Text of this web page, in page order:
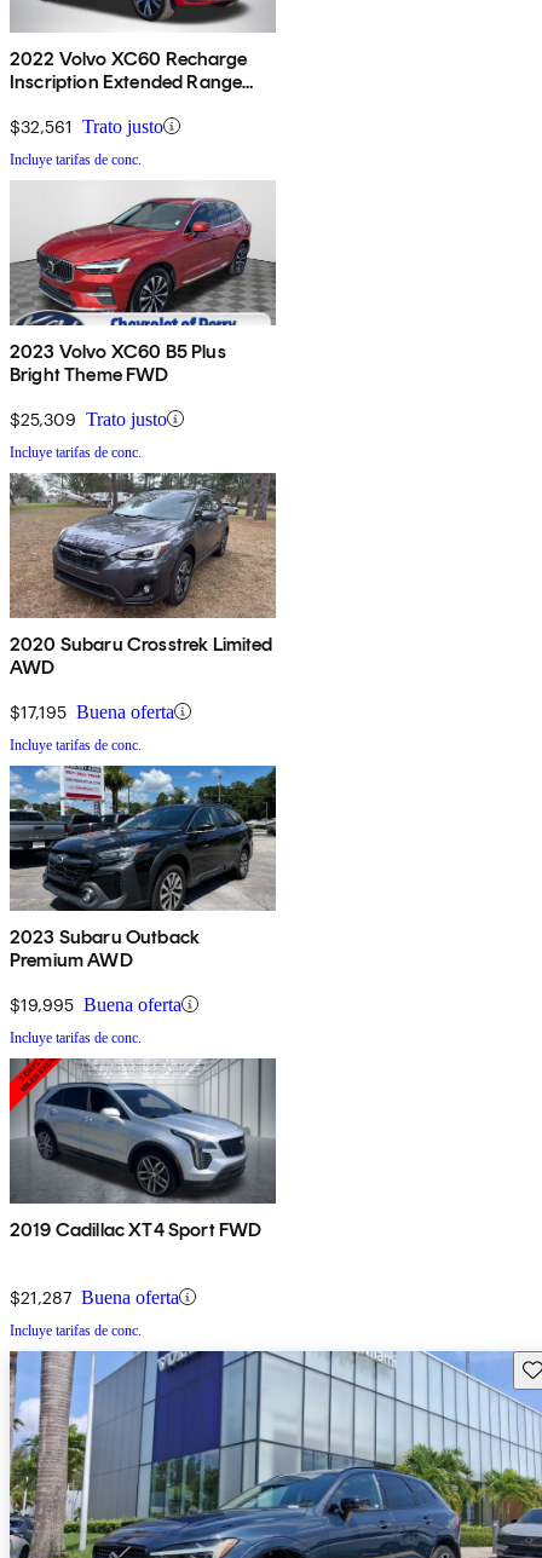
2022 Volvo XC60 Recharge
Inscription Extended Range
$32,561 Trato justo
Incluye tarifas de conc.
2023 Volvo XC60 B5 Plus
Bright Theme FWD
$25,309 Trato justo
Incluye tarifas de conc.
2020 Subaru Crosstrek Limited
AWD
$17,195 Buena oferta
Incluye tarifas de conc.
2023 Subaru Outback
Premium AWD
$19,995 Buena oferta
Incluye tarifas de conc.
2019 Cadillac XT4 Sport FWD
$21,287 Buena oferta
Incluye tarifas de conc.